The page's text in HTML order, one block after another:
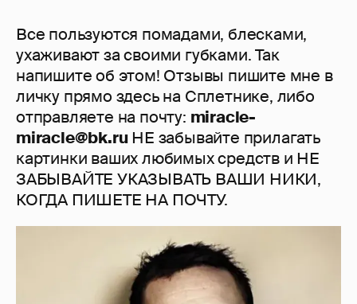
Все пользуются помадами, блесками,
ухаживают за своими губками. Так
напишите об этом! Отзывы пишите мне в
личку прямо здесь на Сплетнике, либо
отправляете на почту: miracle-
miracle@bk.ruНЕ забывайте прилагать
картинки ваших любимых средств и НЕ
ЗАБЫВАЙТЕ УКАЗЫВАТЬ ВАШИ НИКИ,
КОГДА ПИШЕТЕ НА ПОЧТУ.